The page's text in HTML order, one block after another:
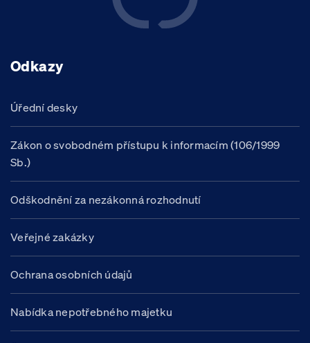
Odkazy
Úřední desky
Zákon o svobodném přístupu k informacím (106/1999
Sb.)
Odškodnění za nezákonná rozhodnutí
Veřejné zakázky
Ochrana osobních údajů
Nabídka nepotřebného majetku